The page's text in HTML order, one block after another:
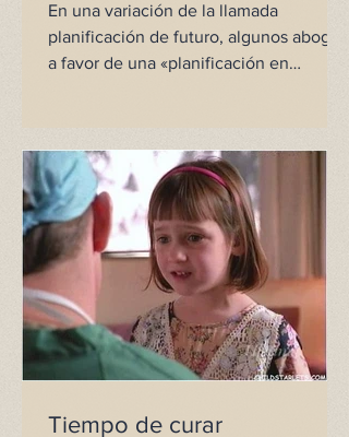
En una variación de la llamada
planificación de futuro, algunos abogan
a favor de una «planificación en
Tiempo de curar